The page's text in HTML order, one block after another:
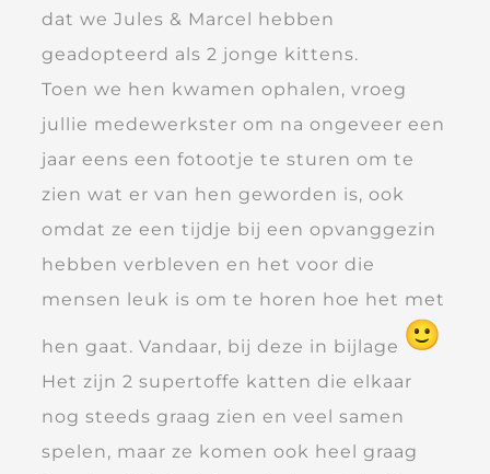
dat we Jules & Marcel hebben
geadopteerd als 2 jonge kittens.
Toen we hen kwamen ophalen, vroeg
jullie medewerkster om na ongeveer een
jaar eens een fotootje te sturen om te
zien wat er van hen geworden is, ook
omdat ze een tijdje bij een opvanggezin
hebben verbleven en het voor die
mensen leuk is om te horen hoe het met
hen gaat. Vandaar, bij deze in bijlage
Het zijn 2 supertoffe katten die elkaar
nog steeds graag zien en veel samen
spelen, maar ze komen ook heel graag